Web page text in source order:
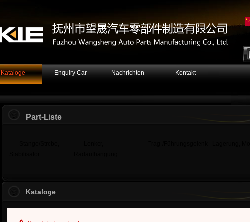
Kataloge Enquiry Car Nachrichten Kontakt
Part-Liste
Kataloge